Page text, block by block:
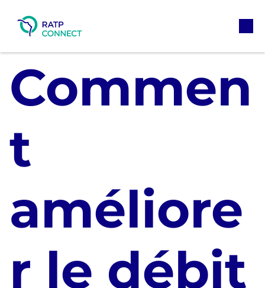
contenu
Commen
t
améliore
r le débit